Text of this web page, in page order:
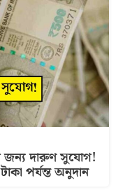
জন্য দারুণ সুযোগ!
পর্যন্ত অনুদান